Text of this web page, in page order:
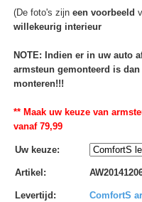
(De foto's zijn een voorbeeld
willekeurig interieur
NOTE: Indien er in uw auto
armsteun gemonteerd is
monteren!!!
** Maak uw keuze van
vanaf 79,99
Uw keuze:
Artikel :
Levertijd : ComfortS